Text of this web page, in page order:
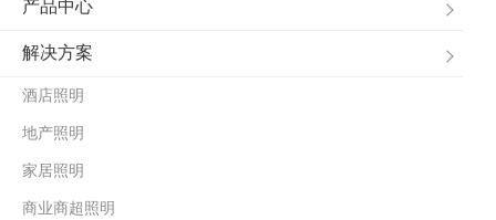
产品中心
解决方案
酒店照明
地产照明
家居照明
商业商超照明